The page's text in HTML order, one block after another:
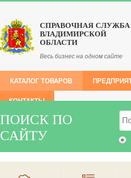
СПРАВОЧНАЯ СЛУЖБА
ВЛАДИМИРСКОЙ
ОБЛАСТИ
Весь бизнес на одном сайте
КАТАЛОГ ТОВАРОВ
КОНТАКТЫ
ПОИСК ПО
САЙТУ